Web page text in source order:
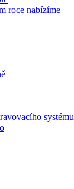
roce nabízíme
systému